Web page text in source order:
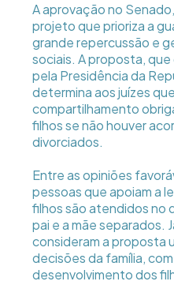
A aprovação no
projeto que prioriza a
grande repercussão e
sociais. A proposta,
pela Presidência da
determina aos juízes
compartilhamento
filhos se não houver
divorciados.
Entre as opiniões
pessoas que apoiam a
filhos são atendidos no
pai e a mãe separados.
consideram a proposta
decisões da família,
desenvolvimento dos